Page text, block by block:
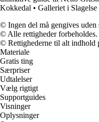
Kokkedal • Galleriet i
© Ingen del må gengives
© Alle rettigheder
© Rettighederne til alt indhold
Materiale
Gratis ting
Særpriser
Udtalelser
Vælg rigtigt
Supportguides
Visninger
Oplysninger